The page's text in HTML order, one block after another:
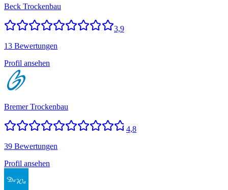
Beck Trockenbau
3,9
13 Bewertungen
Profil ansehen
Bremer Trockenbau
4,8
39 Bewertungen
Profil ansehen